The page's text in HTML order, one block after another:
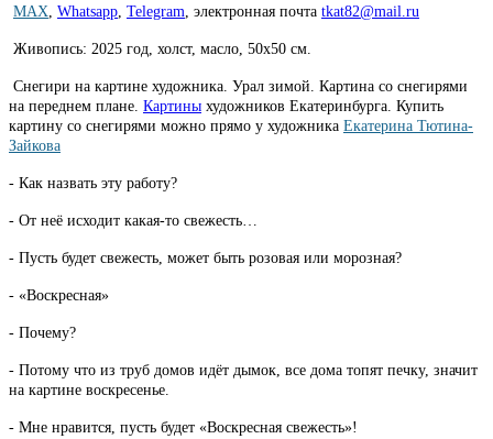
MAX, Whatsapp, Telegram, электронная почта tkat82@mail.ru
Живопись: 2025 год, холст, масло, 50х50 см.
Снегири на картине художника. Урал зимой. Картина со снегирями
на переднем плане. Картины художников Екатеринбурга. Купить
картину со снегирями можно прямо у художника Екатерина Тютина-
Зайкова
- Как назвать эту работу?
- От неё исходит какая-то свежесть…
- Пусть будет свежесть, может быть розовая или морозная?
- «Воскресная»
- Почему?
- Потому что из труб домов идёт дымок, все дома топят печку, значит
на картине воскресенье.
- Мне нравится, пусть будет «Воскресная свежесть»!